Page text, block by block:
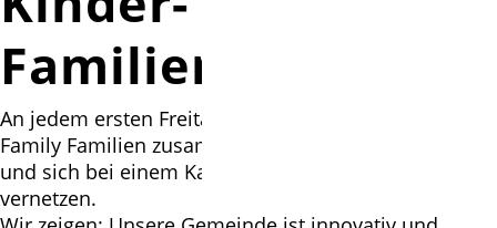
Familienkirche
An jedem ersten Freitag im Monat bringt Marcus'
Family Familien zusammen: Spielen, Basteln, Singen
und sich bei einem Kaffee oder Tee austauschen und
vernetzen.